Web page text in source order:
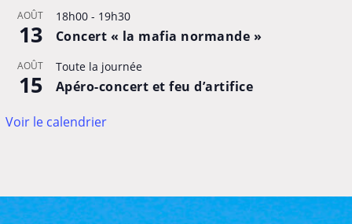
AOÛT
13
18h00- 19h30
Concert « la mafia normande »
AOÛT
15
Toute la journée
Apéro-concert et feu d’artifice
Voir le calendrier